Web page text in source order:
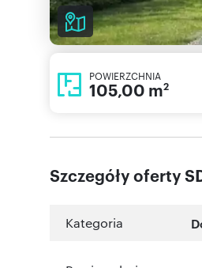
POWIERZCHNIA
105,00 m2
Szczegóły oferty
Kategoria